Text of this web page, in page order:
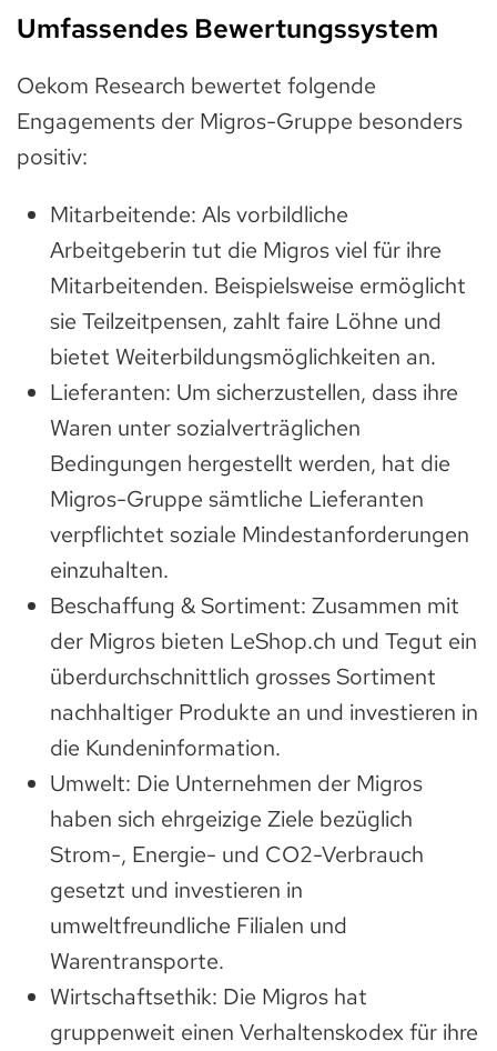
Umfassendes Bewertungssystem
Oekom Research bewertet folgende
Engagements der Migros-Gruppe besonders
positiv:
Mitarbeitende: Als vorbildliche
Arbeitgeberin tut die Migros viel für ihre
Mitarbeitenden. Beispielsweise ermöglicht
sie Teilzeitpensen, zahlt faire Löhne und
bietet Weiterbildungsmöglichkeiten an.
Lieferanten: Um sicherzustellen, dass ihre
Waren unter sozialverträglichen
Bedingungen hergestellt werden, hat die
Migros-Gruppe sämtliche Lieferanten
verpflichtet soziale Mindestanforderungen
einzuhalten.
Beschaffung & Sortiment: Zusammen mit
der Migros bieten LeShop.ch und Tegut ein
überdurchschnittlich grosses Sortiment
nachhaltiger Produkte an und investieren in
die Kundeninformation.
Umwelt: Die Unternehmen der Migros
haben sich ehrgeizige Ziele bezüglich
Strom-, Energie- und CO2-Verbrauch
gesetzt und investieren in
umweltfreundliche Filialen und
Warentransporte.
Wirtschaftsethik: Die Migros hat
gruppenweit einen Verhaltenskodex für ihre